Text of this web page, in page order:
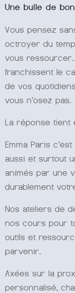
Une bulle de
Vous pensez
octroyer du
vous
franchissent le
de vos
vous n’osez pas.
La réponse tient
Emma Paris
aussi et surtout
animés par une
durablement
Nos ateliers de
nos cours pour
outils et
parvenir.
Axées sur la
personnalisé,